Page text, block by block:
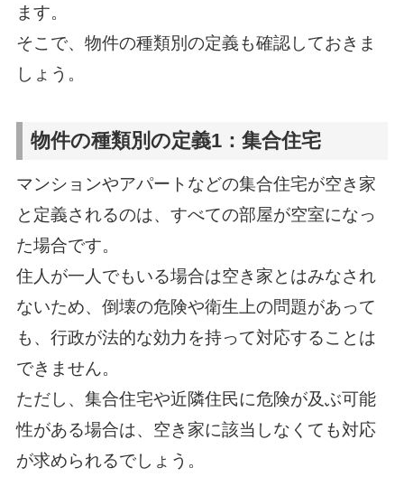
ます。
そこで、物件の種類別の定義も確認しておきま
しょう。
物件の種類別の定義1：集合住宅
マンションやアパートなどの集合住宅が空き家
と定義されるのは、すべての部屋が空室になっ
た場合です。
住人が一人でもいる場合は空き家とはみなされ
ないため、倒壊の危険や衛生上の問題があって
も、行政が法的な効力を持って対応することは
できません。
ただし、集合住宅や近隣住民に危険が及ぶ可能
性がある場合は、空き家に該当しなくても対応
が求められるでしょう。